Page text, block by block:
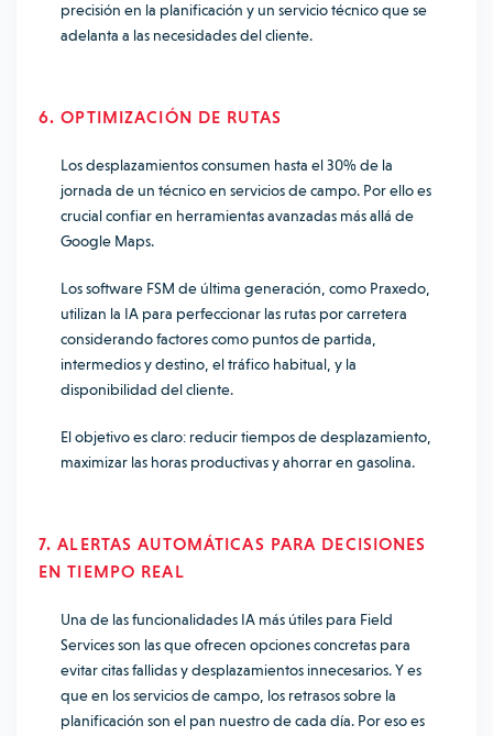
precisión en la planificación y un servicio técnico que se
adelanta a las necesidades del cliente.
6. OPTIMIZACIÓN DE RUTAS
Los desplazamientos consumen hasta el 30% de la
jornada de un técnico en servicios de campo. Por ello es
crucial confiar en herramientas avanzadas más allá de
Google Maps.
Los software FSM de última generación, como Praxedo,
utilizan la IA para perfeccionar las rutas por carretera
considerando factores como puntos de partida,
intermedios y destino, el tráfico habitual, y la
disponibilidad del cliente.
El objetivo es claro: reducir tiempos de desplazamiento,
maximizar las horas productivas y ahorrar en gasolina.
7. ALERTAS AUTOMÁTICAS PARA DECISIONES
EN TIEMPO REAL
Una de las funcionalidades IA más útiles para Field
Services son las que ofrecen opciones concretas para
evitar citas fallidas y desplazamientos innecesarios. Y es
que en los servicios de campo, los retrasos sobre la
planificación son el pan nuestro de cada día. Por eso es